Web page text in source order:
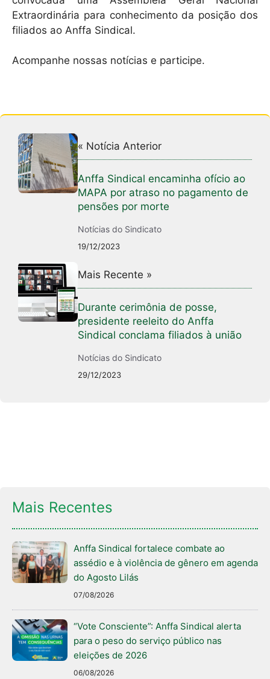
Extraordinária para conhecimento da posição dos
filiados ao Anffa Sindical.
Acompanhe nossas notícias e participe.
« Notícia Anterior
Anffa Sindical encaminha ofício ao
MAPA por atraso no pagamento de
pensões por morte
Notícias do Sindicato
19/12/2023
Mais Recente »
Durante cerimônia de posse,
presidente reeleito do Anffa
Sindical conclama filiados à união
Notícias do Sindicato
29/12/2023
Mais Recentes
Anffa Sindical fortalece combate ao
assédio e à violência de gênero em agenda
do Agosto Lilás
07/08/2026
“Vote Consciente”: Anffa Sindical alerta
para o peso do serviço público nas
eleições de 2026
06/08/2026